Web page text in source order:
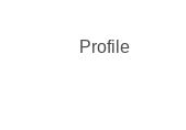
Profile